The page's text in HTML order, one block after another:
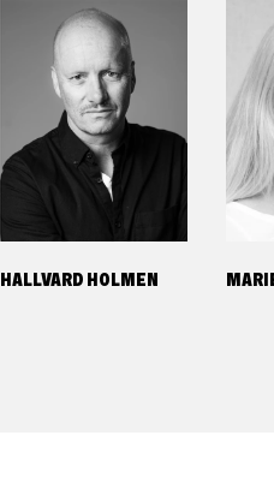
HALLVARD HOLMEN